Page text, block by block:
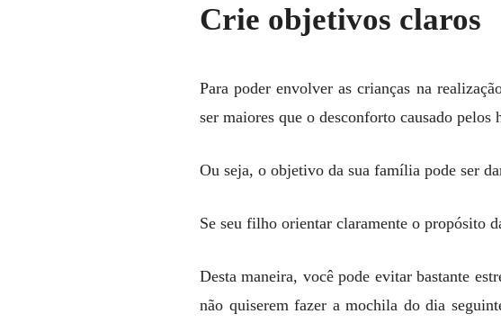
Crie objetivos claros
Para poder envolver as crianças na
ser maiores que o desconforto causado pelos
Ou seja, o objetivo da sua família pode ser
Se seu filho orientar claramente o propósito
Desta maneira, você pode evitar bastante
não quiserem fazer a mochila do dia